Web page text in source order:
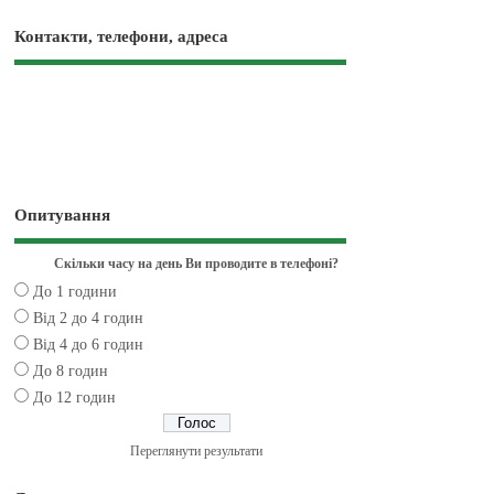
Контакти, телефони, адреса
Опитування
Скільки часу на день Ви проводите в телефоні?
До 1 години
Від 2 до 4 годин
Від 4 до 6 годин
До 8 годин
До 12 годин
Переглянути результати